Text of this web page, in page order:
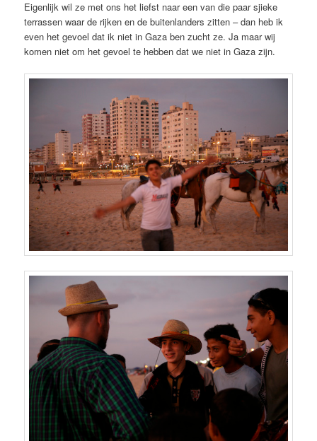
Eigenlijk wil ze met ons het liefst naar een van die paar sjieke
terrassen waar de rijken en de buitenlanders zitten – dan heb ik
even het gevoel dat ik niet in Gaza ben zucht ze. Ja maar wij
komen niet om het gevoel te hebben dat we niet in Gaza zijn.